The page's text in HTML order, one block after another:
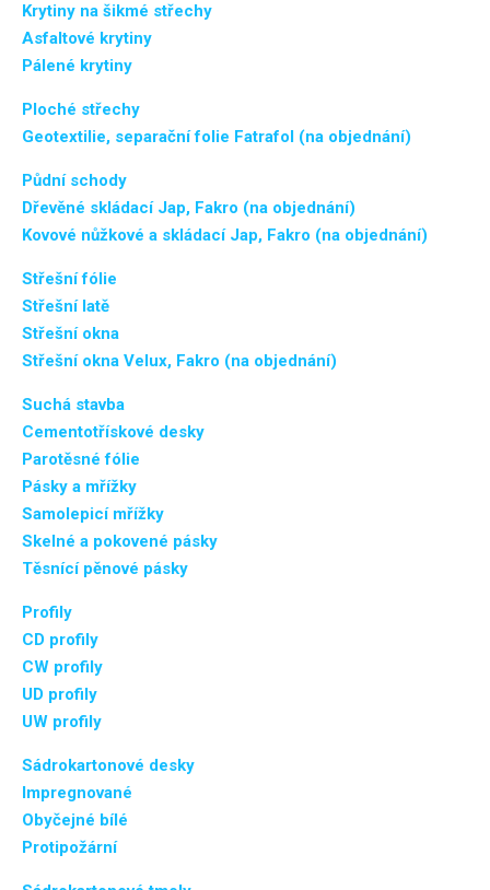
Krytiny na šikmé střechy
Asfaltové krytiny
Pálené krytiny
Ploché střechy
Geotextilie, separační folie Fatrafol (na objednání)
Půdní schody
Dřevěné skládací Jap, Fakro (na objednání)
Kovové nůžkové a skládací Jap, Fakro (na objednání)
Střešní fólie
Střešní latě
Střešní okna
Střešní okna Velux, Fakro (na objednání)
Suchá stavba
Cementotřískové desky
Parotěsné fólie
Pásky a mřížky
Samolepicí mřížky
Skelné a pokovené pásky
Těsnící pěnové pásky
Profily
CD profily
CW profily
UD profily
UW profily
Sádrokartonové desky
Impregnované
Obyčejné bílé
Protipožární